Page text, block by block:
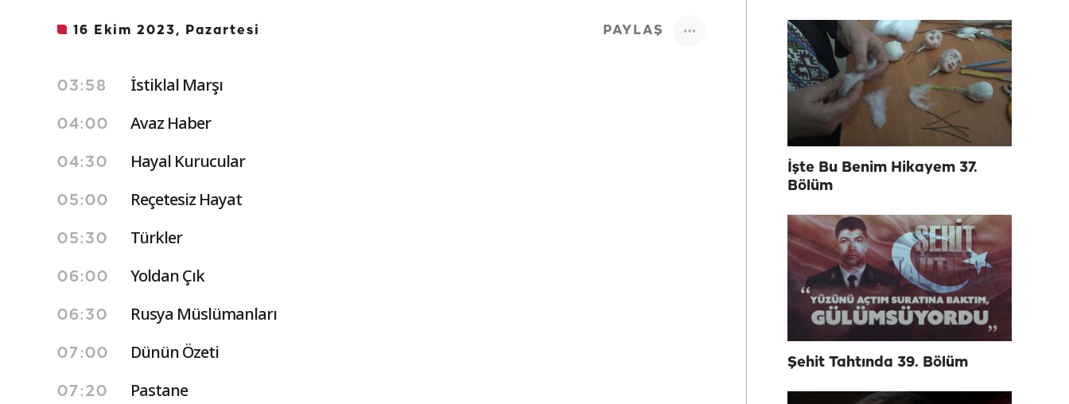
16 Ekim 2023, Pazartesi PAYLAŞ
03:58 İstiklal Marşı
04:00 Avaz Haber
04:30 Hayal Kurucular
05:00 Reçetesiz Hayat
05:30 Türkler
06:00 Yoldan Çık
06:30 Rusya Müslümanları
07:00 Dünün Özeti
07:20 Pastane
İşte Bu Benim Hikayem 37.
Bölüm
Şehit Tahtında 39. Bölüm